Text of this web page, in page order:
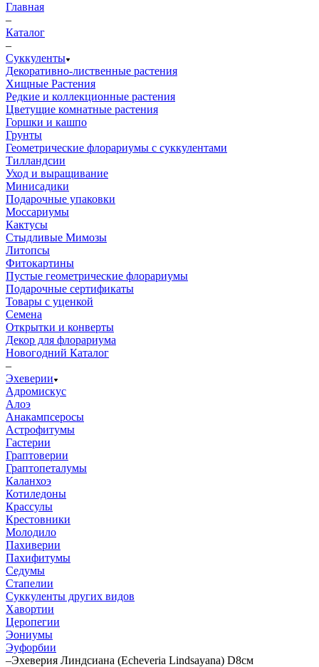
Главная
–
Каталог
–
Суккуленты
Декоративно-лиственные растения
Хищные Растения
Редкие и коллекционные растения
Цветущие комнатные растения
Горшки и кашпо
Грунты
Геометрические флорариумы с суккулентами
Тилландсии
Уход и выращивание
Минисадики
Подарочные упаковки
Моссариумы
Кактусы
Стыдливые Мимозы
Литопсы
Фитокартины
Пустые геометрические флорариумы
Подарочные сертификаты
Товары с уценкой
Семена
Открытки и конверты
Декор для флорариума
Новогодний Каталог
–
Эхеверии
Адромискус
Алоэ
Анакампсеросы
Астрофитумы
Гастерии
Граптоверии
Граптопеталумы
Каланхоэ
Котиледоны
Крассулы
Крестовники
Молодило
Пахиверии
Пахифитумы
Седумы
Стапелии
Суккуленты других видов
Хавортии
Церопегии
Эониумы
Эуфорбии
–Эхеверия Линдсиана (Echeveria Lindsayana) D8см